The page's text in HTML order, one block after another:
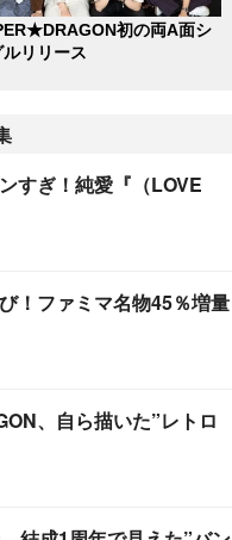
初の両A面シ
ルリリース
すぎ！純愛『（LOVE
！ファミマ名物45％増量
、自ら描いた”レトロ